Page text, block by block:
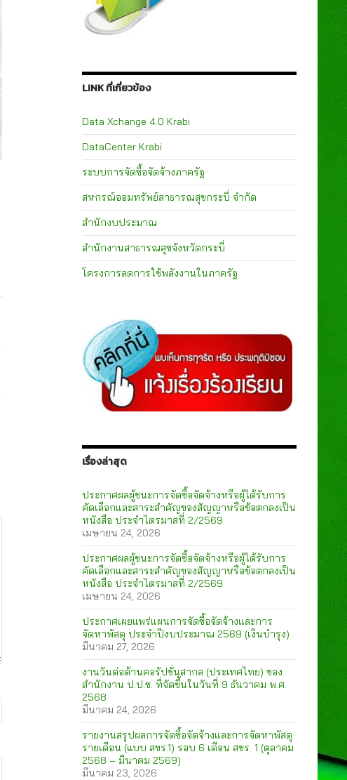
LINK ที่เกี่ยวข้อง
Data Xchange 4.0 Krabi
DataCenter Krabi
ระบบการจัดซื้อจัดจ้างภาครัฐ
สหกรณ์ออมทรัพย์สาธารณสุขกระบี่ จำกัด
สำนักงบประมาณ
สำนักงานสาธารณสุขจังหวัดกระบี่
โครงการลดการใช้พลังงานในภาครัฐ
เรื่องล่าสุด
ประกาศผลผู้ชนะการจัดซื้อจัดจ้างหรือผู้ได้รับการ
คัดเลือกและสาระสำคัญของสัญญาหรือข้อตกลงเป็น
หนังสือ ประจำไตรมาสที่ 2/2569
เมษายน 24, 2026
ประกาศผลผู้ชนะการจัดซื้อจัดจ้างหรือผู้ได้รับการ
คัดเลือกและสาระสำคัญของสัญญาหรือข้อตกลงเป็น
หนังสือ ประจำไตรมาสที่ 2/2569
เมษายน 24, 2026
ประกาศเผยแพร่แผนการจัดซื้อจัดจ้างและการ
จัดหาพัสดุ ประจำปีงบประมาณ 2569 (เงินบำรุง)
มีนาคม 27, 2026
งานวันต่อต้านคอรัปชั่นสากล (ประเทศไทย) ของ
สำนักงาน ป.ป.ช. ที่จัดขึ้นในวันที่ 9 ธันวาคม พ.ศ.
2568
มีนาคม 24, 2026
รายงานสรุปผลการจัดซื้อจัดจ้างและการจัดหาพัสดุ
รายเดือน (แบบ สขร.1) รอบ 6 เดือน สขร. 1 (ตุลาคม
2568 – มีนาคม 2569)
มีนาคม 23, 2026